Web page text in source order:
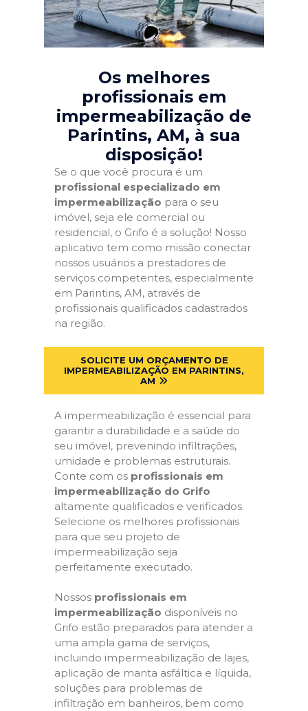
Os melhores
profissionais em
impermeabilização de
Parintins, AM, à sua
disposição!
Se o que você procura é um
profissional especializado em
impermeabilização para o seu
imóvel, seja ele comercial ou
residencial, o Grifo é a solução! Nosso
aplicativo tem como missão conectar
nossos usuários a prestadores de
serviços competentes, especialmente
em Parintins, AM, através de
profissionais qualificados cadastrados
na região.
SOLICITE UM ORÇAMENTO DE
IMPERMEABILIZAÇÃO EM PARINTINS,
AM
A impermeabilização é essencial para
garantir a durabilidade e a saúde do
seu imóvel, prevenindo infiltrações,
umidade e problemas estruturais.
Conte com os profissionais em
impermeabilização do Grifo
altamente qualificados e verificados.
Selecione os melhores profissionais
para que seu projeto de
impermeabilização seja
perfeitamente executado.
Nossos profissionais em
impermeabilização disponíveis no
Grifo estão preparados para atender a
uma ampla gama de serviços,
incluindo impermeabilização de lajes,
aplicação de manta asfáltica e líquida,
soluções para problemas de
infiltração em banheiros, bem como